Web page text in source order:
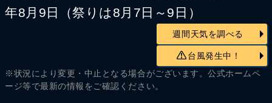
年8月9日（祭りは8月7日～9日）
週間天気を調べる
台風発生中！
※状況により変更・中止となる場合がございます。公式ホームペ
ージ等で最新の情報をご確認ください。